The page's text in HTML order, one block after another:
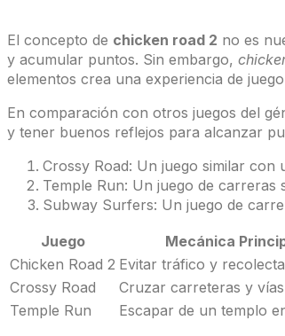
El concepto de chicken road 2 no es
y acumular puntos. Sin embargo,
elementos crea una experiencia de
En comparación con otros juegos del
y tener buenos reflejos para alcanzar
Crossy Road: Un juego similar con
Temple Run: Un juego de
Subway Surfers: Un juego de
Juego Mecánica
Chicken Road 2 Evitar tráfico y
Crossy Road
Cruzar carreteras y
Temple Run
Escapar de un templo